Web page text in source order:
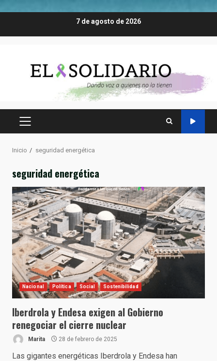
7 de agosto de 2026
MENÚ
Inicio seguridad energética
seguridad energética
Nacional Política Social Sostenibilidad
Iberdrola y Endesa exigen al Gobierno
renegociar el cierre nuclear
Marita 28 de febrero de 2025
Las gigantes energéticas Iberdrola y Endesa han